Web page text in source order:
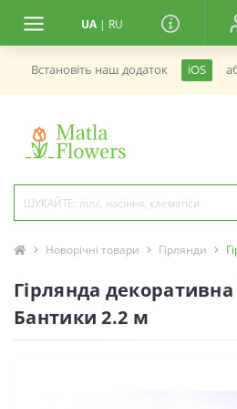
UA | RU
Встановiть наш додаток iOS
Новорічні товари Гірлянди
Гірлянда
Бантики 2.2 м